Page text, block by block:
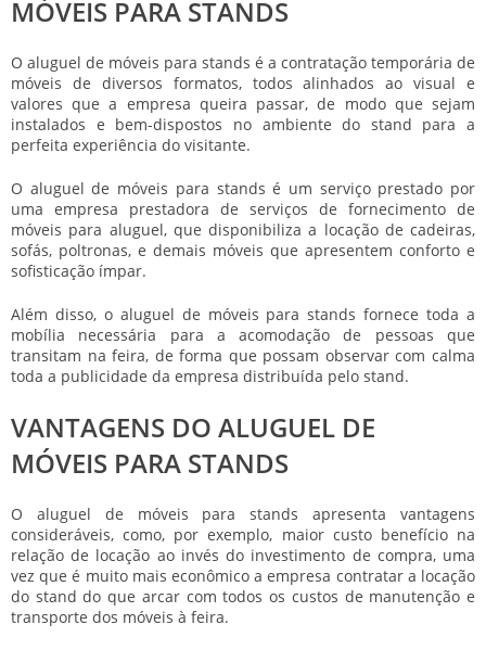
MÓVEIS PARA STANDS
O aluguel de móveis para stands é a contratação temporária de
móveis de diversos formatos, todos alinhados ao visual e
valores que a empresa queira passar, de modo que sejam
instalados e bem-dispostos no ambiente do stand para a
perfeita experiência do visitante.
O aluguel de móveis para stands é um serviço prestado por
uma empresa prestadora de serviços de fornecimento de
móveis para aluguel, que disponibiliza a locação de cadeiras,
sofás, poltronas, e demais móveis que apresentem conforto e
sofisticação ímpar.
Além disso, o aluguel de móveis para stands fornece toda a
mobília necessária para a acomodação de pessoas que
transitam na feira, de forma que possam observar com calma
toda a publicidade da empresa distribuída pelo stand.
VANTAGENS DO ALUGUEL DE
MÓVEIS PARA STANDS
O aluguel de móveis para stands apresenta vantagens
consideráveis, como, por exemplo, maior custo benefício na
relação de locação ao invés do investimento de compra, uma
vez que é muito mais econômico a empresa contratar a locação
do stand do que arcar com todos os custos de manutenção e
transporte dos móveis à feira.